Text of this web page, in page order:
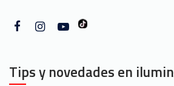
Tips y novedades en